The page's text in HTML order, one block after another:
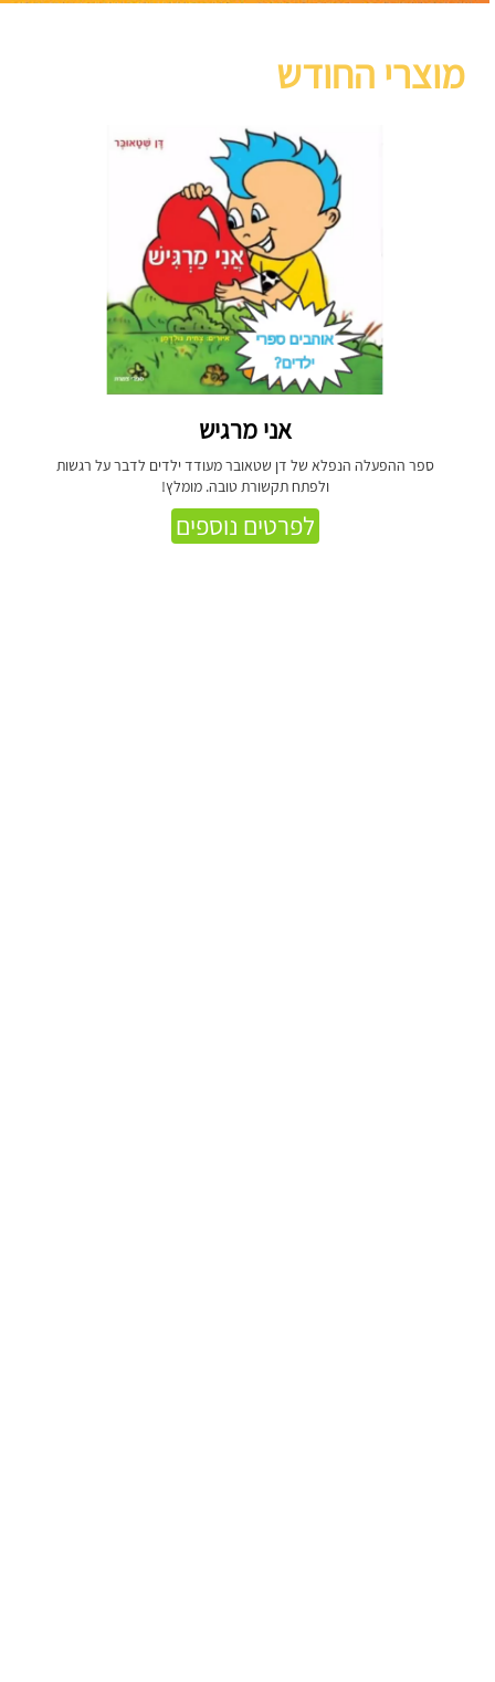
מוצרי החודש
אני מרגיש
ספר ההפעלה הנפלא של דן שטאובר מעודד ילדים לדבר על רגשות
ולפתח תקשורת טובה. מומלץ!
לפרטים נוספים